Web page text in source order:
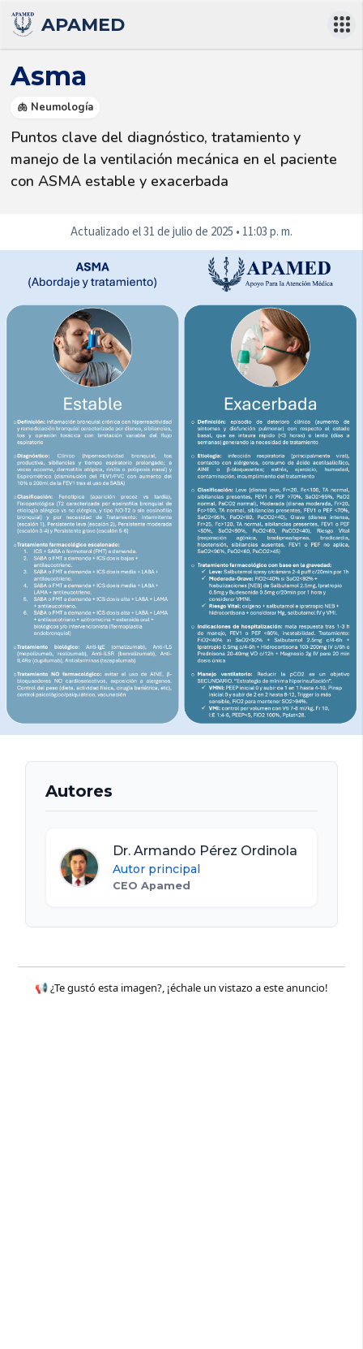
APAMED
Asma
🫁 Neumología
Puntos clave del diagnóstico, tratamiento y
manejo de la ventilación mecánica en el paciente
con ASMA estable y exacerbada
Actualizado el31 de julio de 2025 • 11:03 p. m.
Autores
Dr. Armando Pérez Ordinola
Autor principal
CEO Apamed
📢 ¿Te gustó esta imagen?, ¡échale un vistazo a este anuncio!